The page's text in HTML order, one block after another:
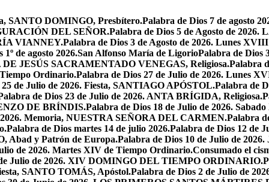
SANTO DOMINGO, Presbítero.Palabra de Dios 7 de agosto
DEL SEÑOR.Palabra de Dios 5 de Agosto de
VIANNEY.Palabra de Dios 3 de Agosto de 2026. Lunes
1º de agosto 2026.San Alfonso María de LigorioPalabra de Dios
JESÚS SACRAMENTADO VENEGAS, Religiosa.Palabra
Ordinario.Palabra de Dios 27 de Julio de 2026. Lunes
de Julio de 2026. Fiesta, SANTIAGO APÓSTOL.Palabra de
de Dios 23 de Julio de 2026. ANTA BRÍGIDA, Religiosa.
DE BRÍNDIS.Palabra de Dios 18 de Julio de 2026.
2026. Memoria, NUESTRA SEÑORA DEL CARMEN.Palabra
Palabra de Dios martes 14 de julio 2026.Palabra de Dios 12 de
Abad y Patrón de Europa.Palabra de Dios 10 de Julio de
de 2026. Martes XIV de Tiempo Ordinario.Consumado el
Julio de 2026. XIV DOMINGO DEL TIEMPO ORDINARIO.
SANTO TOMÁS, Apóstol.Palabra de Dios 2 de Julio de